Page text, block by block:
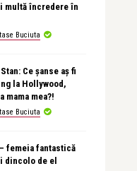
multă încredere în
Buciuta
Ce șanse aș fi
la Hollywood,
mama mea?!
Buciuta
femeia fantastică
dincolo de el